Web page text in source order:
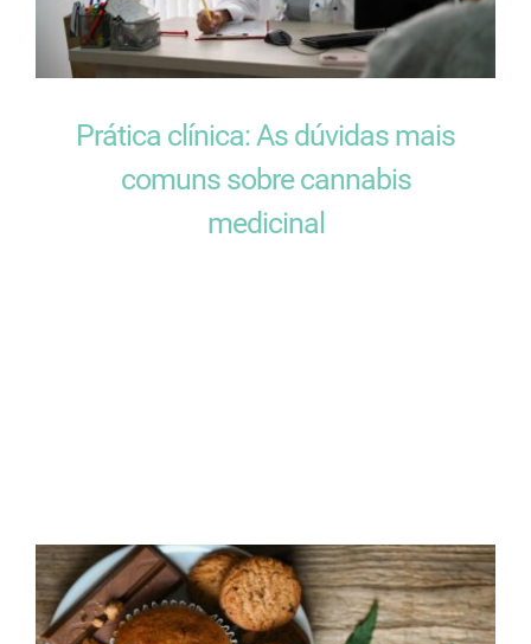
Prática clínica: As dúvidas mais
comuns sobre cannabis
medicinal